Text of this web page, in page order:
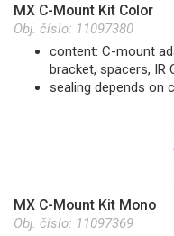
MX C-Mount Kit Color
Obj. číslo: 11097380
content: C-mount
bracket, spacers, IR
sealing depends on
MX C-Mount Kit Mono
Obj. číslo: 11097369